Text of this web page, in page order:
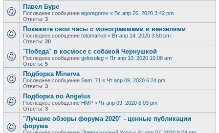
Павел Буре
Последнее сообщение egoregorov « Вс апр 26, 2020 3:42 pm
Ответы: 3
Покажите свои часы с монограммами и вензелями
Последнее сообщение fotomarkel « Вт апр 14, 2020 3:50 pm
Ответы: 20
"Победа" в космосе с собакой Чернушкой
Последнее сообщение gelosoleg « Пт апр 10, 2020 10:08 am
Ответы: 5
Подборка Minerva
Последнее сообщение Sam_71 « Чт апр 09, 2020 6:24 pm
Ответы: 3
Подборка по Angelus
Последнее сообщение HMP « Чт апр 09, 2020 6:03 pm
Ответы: 3
"Лучшие обзоры форума 2020" - ценные публикации
форума